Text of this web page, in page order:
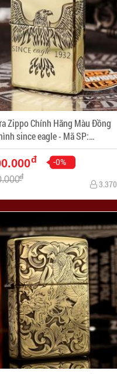
Zippo Chính Hãng Màu Đồng
since eagle - Mã SP:
254
đ -0%
đ
3.370